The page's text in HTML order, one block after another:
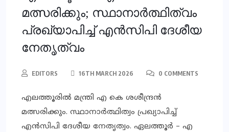
മത്സരിക്കും; സ്ഥാനാർത്ഥിത്വം
പ്രഖ്യാപിച്ച് എൻസിപി ദേശീയ
നേതൃത്വം
EDITORS 16TH MARCH 2026 0 COMMENTS
എലത്തൂരിൽ മന്ത്രി എ കെ ശശീന്ദ്രൻ
മത്സരിക്കും. സ്ഥാനാർത്ഥിത്വം പ്രഖ്യാപിച്ച്
എൻസിപി ദേശീയ നേതൃത്വം. ഏലത്തൂർ – എ